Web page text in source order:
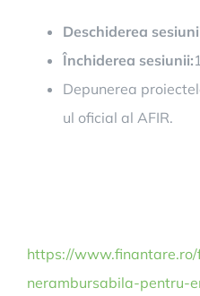
Deschiderea
Închiderea sesiunii:
Depunerea
ul oficial al AFIR.
https://
nerambursabila-pentru-